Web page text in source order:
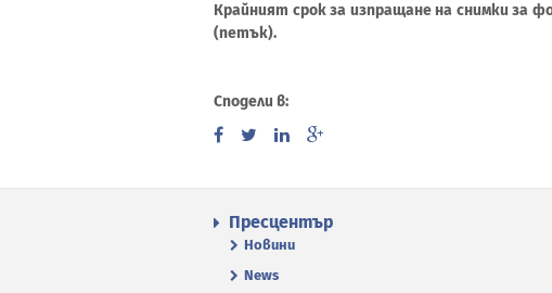
Крайният срок за изпращане на снимки за
(петък).
Сподели в:
Пресцентър
Новини
News